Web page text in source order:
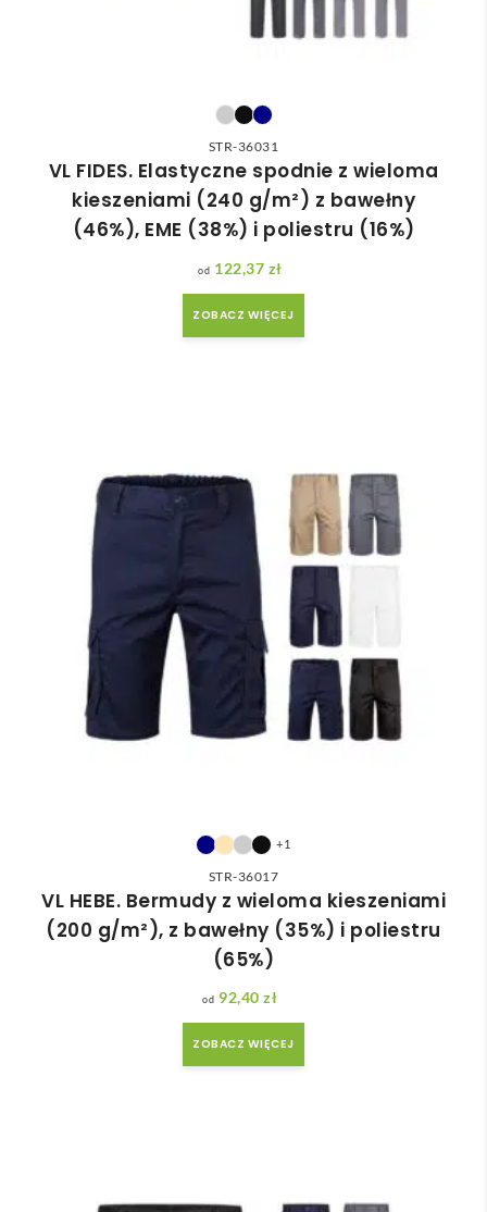
STR-36031
VL FIDES. Elastyczne spodnie z wieloma
kieszeniami (240 g/m²) z bawełny
(46%), EME (38%) i poliestru (16%)
122,37 zł
ZOBACZ WIĘCEJ
+1
STR-36017
VL HEBE. Bermudy z wieloma kieszeniami
(200 g/m²), z bawełny (35%) i poliestru
(65%)
92,40zł
ZOBACZ WIĘCEJ